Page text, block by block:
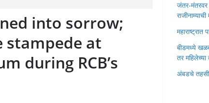
into sorrow;
stampede at
during RCB’s
जंतर-मंतरवर
राजीनाम्याची
बीडमध्ये
तर महिलेच्या
अंबडचे